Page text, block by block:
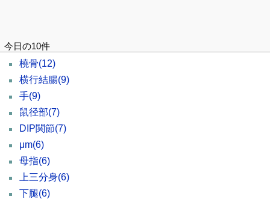
今日の10件
橈骨(12)
横行結腸(9)
手(9)
鼠径部(7)
DIP関節(7)
μm(6)
母指(6)
上三分身(6)
下腿(6)